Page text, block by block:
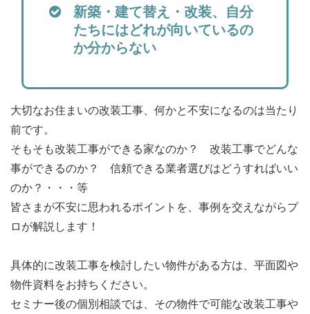
新築・建て替え・改装、自分
たちにはどれが向いているの
か分からない
大切なお住まいの改装工事、何かと不安になるのは当たり
前です。
そもそも改装工事ができる家なのか？ 改装工事でどんな
事ができるのか？ 信頼できる業者選びはどうすればいい
のか？・・・等
皆さまが不安に思われるポイントを、事例を交えながらプ
ロが解説します！
具体的に改装工事を検討したい物件がある方は、平面図や
物件資料をお持ちください。
セミナー後の個別相談では、その物件で可能な改装工事や